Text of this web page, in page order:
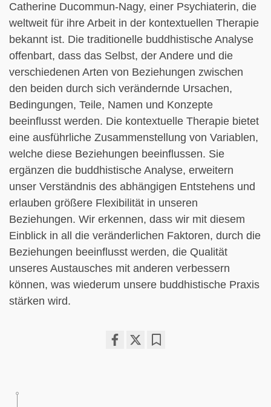
Catherine Ducommun-Nagy, einer Psychiaterin, die
weltweit für ihre Arbeit in der kontextuellen Therapie
bekannt ist. Die traditionelle buddhistische Analyse
offenbart, dass das Selbst, der Andere und die
verschiedenen Arten von Beziehungen zwischen
den beiden durch sich verändernde Ursachen,
Bedingungen, Teile, Namen und Konzepte
beeinflusst werden. Die kontextuelle Therapie bietet
eine ausführliche Zusammenstellung von Variablen,
welche diese Beziehungen beeinflussen. Sie
ergänzen die buddhistische Analyse, erweitern
unser Verständnis des abhängigen Entstehens und
erlauben größere Flexibilität in unseren
Beziehungen. Wir erkennen, dass wir mit diesem
Einblick in all die veränderlichen Faktoren, durch die
Beziehungen beeinflusst werden, die Qualität
unseres Austausches mit anderen verbessern
können, was wiederum unsere buddhistische Praxis
stärken wird.